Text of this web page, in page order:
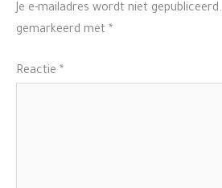
Je e-mailadres wordt niet gepubliceerd.
gemarkeerd met *
Reactie *